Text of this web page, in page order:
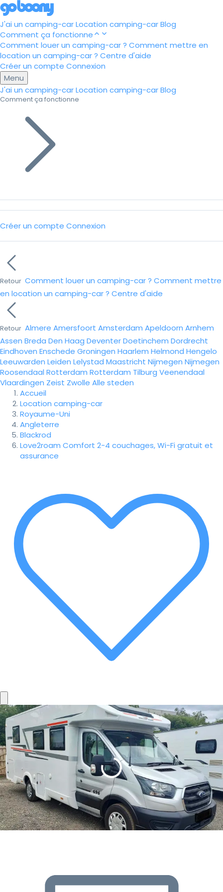
J'ai un camping-carLocation camping-carBlog
Comment ça fonctionne
Comment louer un camping-car ? Comment mettre en
location un camping-car ? Centre d'aide
Créer un compte Connexion
Menu
J'ai un camping-carLocation camping-carBlog
Comment ça fonctionne
Créer un compte Connexion
Retour Comment louer un camping-car ? Comment mettre
en location un camping-car ? Centre d'aide
Retour Almere Amersfoort Amsterdam Apeldoorn Arnhem
Assen Breda Den Haag DeventerDoetinchem Dordrecht
Eindhoven Enschede Groningen Haarlem Helmond Hengelo
Leeuwarden Leiden Lelystad Maastricht Nijmegen Nijmegen
Roosendaal Rotterdam Rotterdam Tilburg Veenendaal
Vlaardingen Zeist Zwolle Alle steden
Accueil
Location camping-car
Royaume-Uni
Angleterre
Blackrod
Love2roam Comfort 2-4 couchages, Wi-Fi gratuit et
assurance